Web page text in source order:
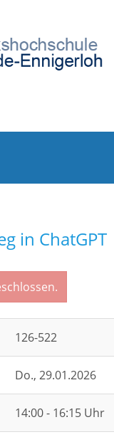
in ChatGPT
126-522
Do., 29.01.2026
14:00 - 16:15 Uhr